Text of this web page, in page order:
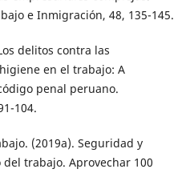
e Inmigración, 48, 135-145.
delitos contra las
en el trabajo: A
penal peruano.
104.
(2019a). Seguridad y
trabajo. Aprovechar 100